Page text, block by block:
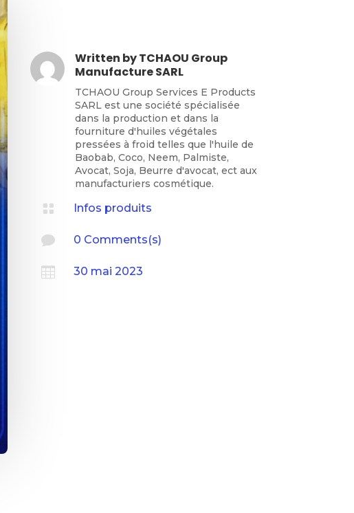
Written byTCHAOU Group
Manufacture SARL
TCHAOU Group Services E Products
SARL est une société spécialisée
dans la production et dans la
fourniture d'huiles végétales
pressées à froid telles que l'huile de
Baobab, Coco, Neem, Palmiste,
Avocat, Soja, Beurre d'avocat, ect aux
manufacturiers cosmétique.
 Infos produits
 0 Comments(s)
 30 mai 2023